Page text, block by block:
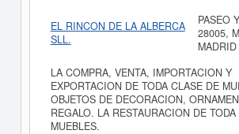
EL RINCON DE LA ALBERCA
SLL.
PASEO
28005,
MADRID
LA COMPRA, VENTA, IMPORTACION Y
EXPORTACION DE TODA CLASE DE
OBJETOS DE DECORACION,
REGALO. LA RESTAURACION DE
MUEBLES.